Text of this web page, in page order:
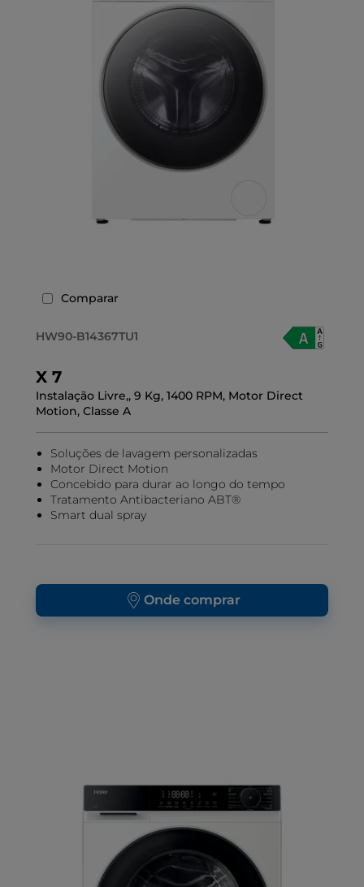
Comparar
HW90-B14367TU1
X 7
Instalação Livre,, 9 Kg, 1400 RPM, Motor Direct
Motion, Classe A
Soluções de lavagem personalizadas
Motor Direct Motion
Concebido para durar ao longo do tempo
Tratamento Antibacteriano ABT®
Smart dual spray
Onde comprar